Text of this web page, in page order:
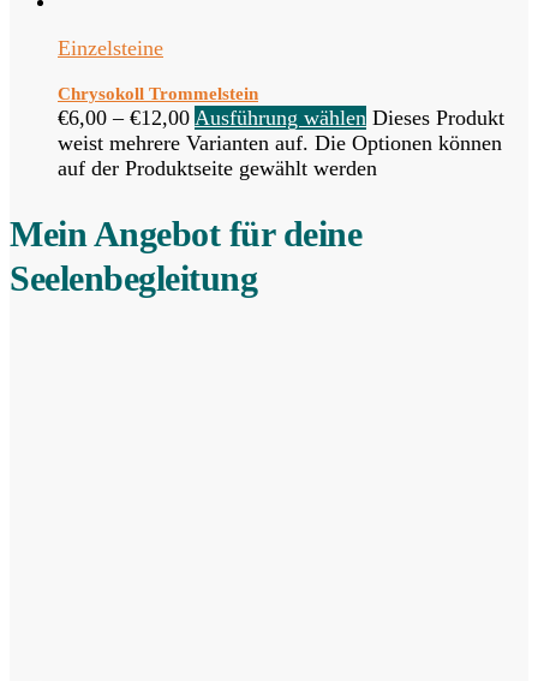
Einzelsteine
Chrysokoll Trommelstein
€6,00 – €12,00 Ausführung wählen Dieses Produkt
weist mehrere Varianten auf. Die Optionen können
auf der Produktseite gewählt werden
Mein Angebot für deine
Seelenbegleitung